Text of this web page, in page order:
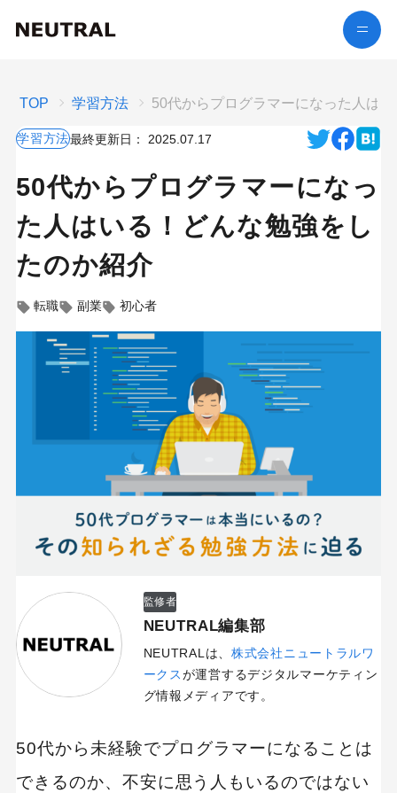
TOP 学習方法 50代からプログラマーになった人は
学習方法最終更新日： 2025.07.17
50代からプログラマーになっ
た人はいる！どんな勉強をし
たのか紹介
転職 副業 初心者
監修者
NEUTRAL編集部
NEUTRALは、 株式会社ニュートラルワ
ークスが運営するデジタルマーケティン
グ情報メディアです。
50代から未経験でプログラマーになることは
できるのか、不安に思う人もいるのではない